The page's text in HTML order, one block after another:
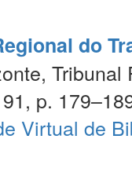
do
p.
Virtual de